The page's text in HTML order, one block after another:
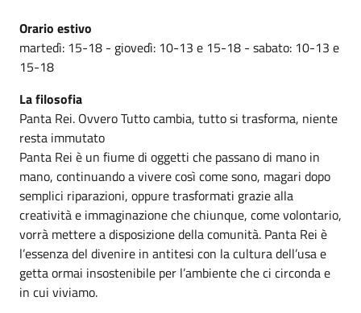
Orario estivo
martedì: 15-18 - giovedì: 10-13 e 15-18 - sabato: 10-13 e
15-18
La filosofia
Panta Rei. Ovvero Tutto cambia, tutto si trasforma, niente
resta immutato
Panta Rei è un fiume di oggetti che passano di mano in
mano, continuando a vivere così come sono, magari dopo
semplici riparazioni, oppure trasformati grazie alla
creatività e immaginazione che chiunque, come volontario,
vorrà mettere a disposizione della comunità. Panta Rei è
l’essenza del divenire in antitesi con la cultura dell’usa e
getta ormai insostenibile per l’ambiente che ci circonda e
in cui viviamo.